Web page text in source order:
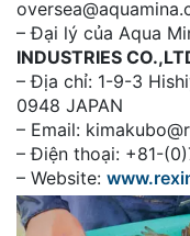
– Đại lý của Aqua
INDUSTRIES
– Địa chỉ: 1-9-3
0948 JAPAN
– Email:
– Điện thoại: +81-
– Website: